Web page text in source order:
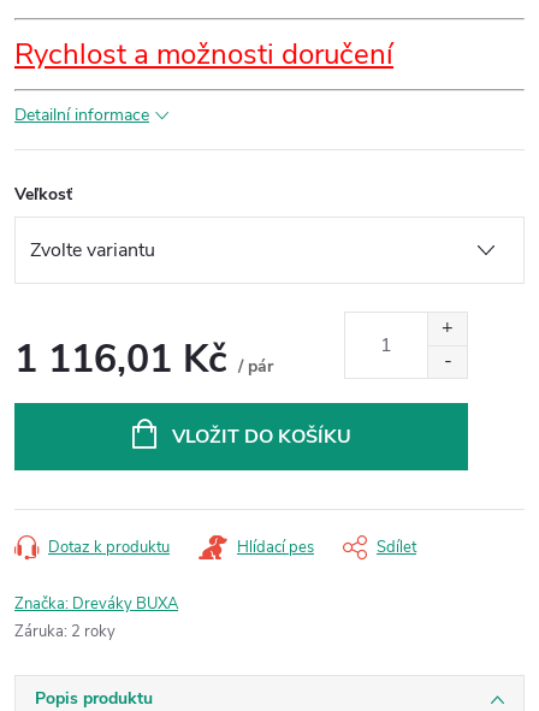
Rychlost a možnosti doručení
Detailní informace
Veľkosť
1 116,01 Kč / pár
VLOŽIT DO KOŠÍKU
Dotaz k produktu Hlídací pes Sdílet
Značka: Dreváky BUXA
Záruka: 2 roky
Popis produktu